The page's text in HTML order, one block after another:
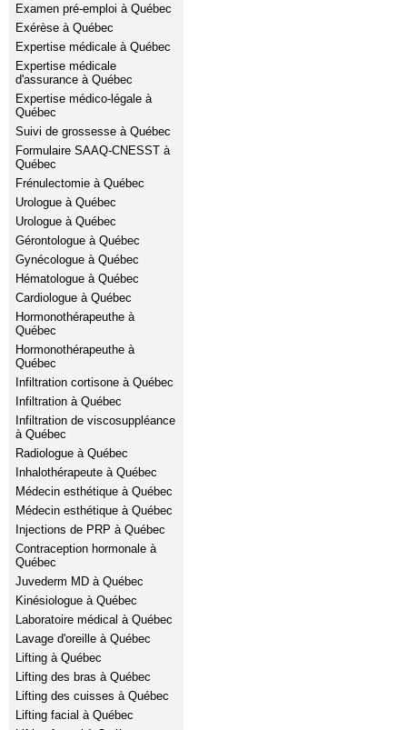
Examen pré-emploi à Québec
Exérèse à Québec
Expertise médicale à Québec
Expertise médicale
d'assurance à Québec
Expertise médico-légale à
Québec
Suivi de grossesse à Québec
Formulaire SAAQ-CNESST à
Québec
Frénulectomie à Québec
Urologue à Québec
Urologue à Québec
Gérontologue à Québec
Gynécologue à Québec
Hématologue à Québec
Cardiologue à Québec
Hormonothérapeuthe à
Québec
Hormonothérapeuthe à
Québec
Infiltration cortisone à Québec
Infiltration à Québec
Infiltration de viscosuppléance
à Québec
Radiologue à Québec
Inhalothérapeute à Québec
Médecin esthétique à Québec
Médecin esthétique à Québec
Injections de PRP à Québec
Contraception hormonale à
Québec
Juvederm MD à Québec
Kinésiologue à Québec
Laboratoire médical à Québec
Lavage d'oreille à Québec
Lifting à Québec
Lifting des bras à Québec
Lifting des cuisses à Québec
Lifting facial à Québec